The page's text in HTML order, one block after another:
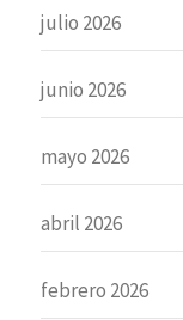
julio 2026
junio 2026
mayo 2026
abril 2026
febrero 2026